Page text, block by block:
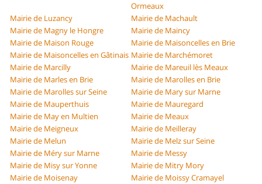
Ormeaux
Mairie de Luzancy
Mairie de Machault
Mairie de Magny le Hongre
Mairie de Maincy
Mairie de Maison Rouge
Mairie de Maisoncelles en Brie
Mairie de Maisoncelles en Gâtinais Mairie de Marchémoret
Mairie de Marcilly
Mairie de Mareuil lès Meaux
Mairie de Marles en Brie
Mairie de Marolles en Brie
Mairie de Marolles sur Seine
Mairie de Mary sur Marne
Mairie de Mauperthuis
Mairie de Mauregard
Mairie de May en Multien
Mairie de Meaux
Mairie de Meigneux
Mairie de Meilleray
Mairie de Melun
Mairie de Melz sur Seine
Mairie de Méry sur Marne
Mairie de Messy
Mairie de Misy sur Yonne
Mairie de Mitry Mory
Mairie de Moisenay
Mairie de Moissy Cramayel